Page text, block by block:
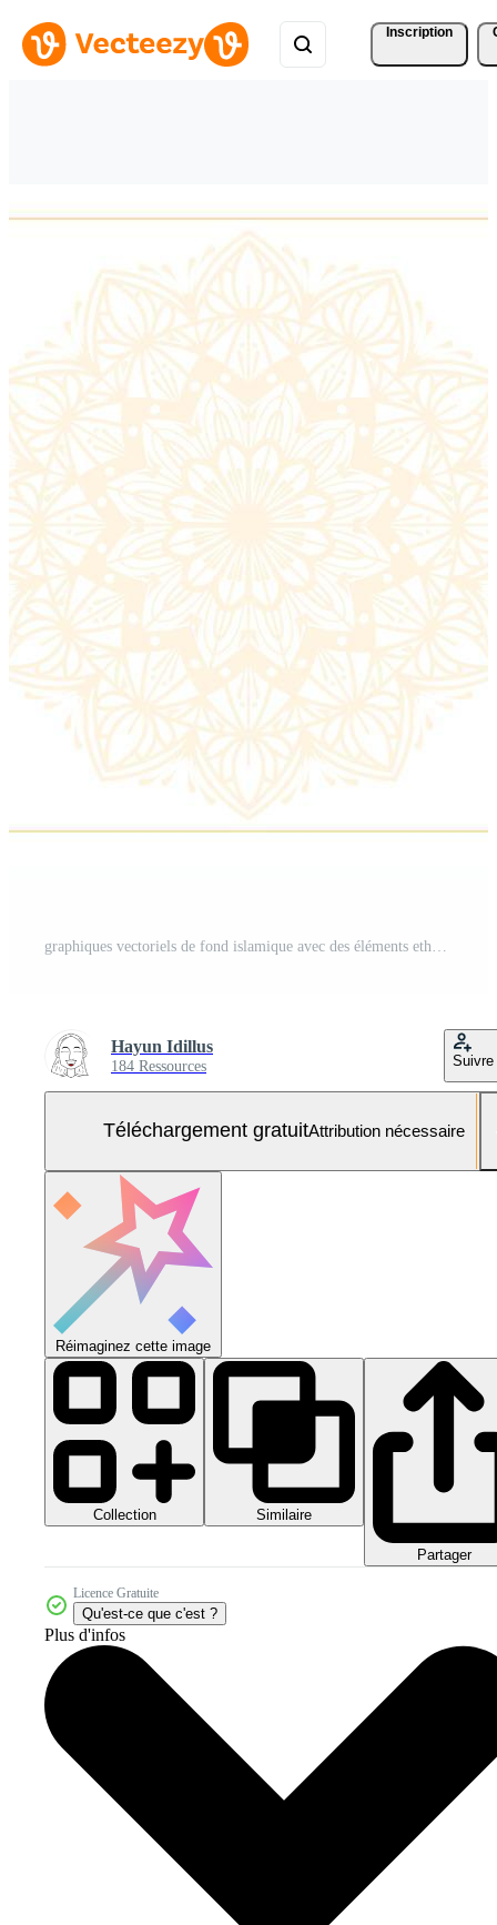
Inscription
Hayun Idillus
184 Ressources Suivre
Téléchargement gratuitAttribution nécessaire
Réimaginez cette image
Collection Similaire
Partager
Licence Gratuite
Qu'est-ce que c'est ?
Plus d'infos